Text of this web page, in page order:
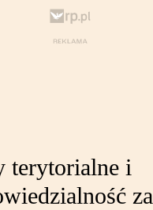
terytorialne i
za